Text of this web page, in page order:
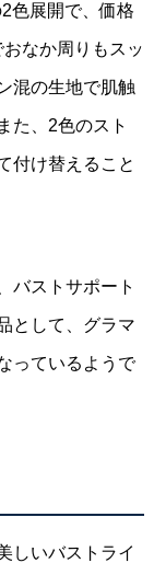
色展開で、価格
なか周りもスッ
混の生地で肌触
た、2色のスト
付け替えること
バストサポート
として、グラマ
っているようで
しいバストライ